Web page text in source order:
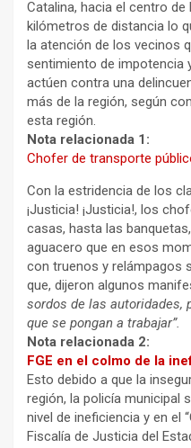
Catalina, hacia el centro
kilómetros de distancia lo
la atención de los vecinos
sentimiento de impotencia
actúen contra una
más de la región, según
esta región.
Nota relacionada 1:
Chofer de transporte
Con la estridencia de los
¡Justicia! ¡Justicia!, los
casas, hasta las
aguacero que en esos
con truenos y relámpagos
que, dijeron algunos
sordos de las autoridades,
que se pongan a trabajar”.
Nota relacionada 2:
FGE en el colmo de la
Esto debido a que la
región, la policía municipal
nivel de ineficiencia y en el
Fiscalía de Justicia del